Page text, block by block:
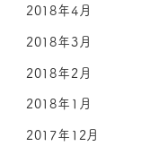
2018年4月
2018年3月
2018年2月
2018年1月
2017年12月